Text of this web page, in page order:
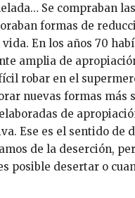
Se compraban
formas de
En los años 70
amplia de
robar en el
nuevas formas más
de
Ese es el sentido de
de la deserción,
posible desertar o